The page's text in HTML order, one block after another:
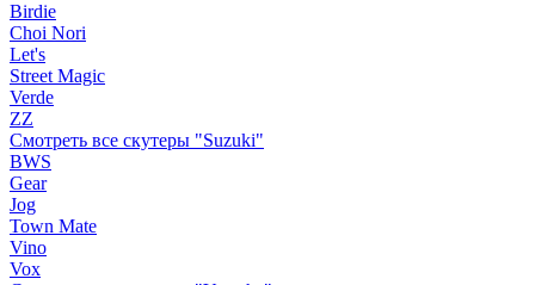
Birdie
Choi Nori
Let's
Street Magic
Verde
ZZ
Смотреть все скутеры "Suzuki"
BWS
Gear
Jog
Town Mate
Vino
Vox